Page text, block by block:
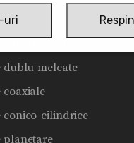
dublu-melcate
coaxiale
conico-cilindrice
planetare
uri